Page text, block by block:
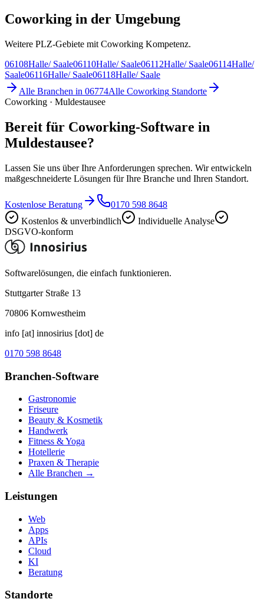
Coworking in der Umgebung
Weitere PLZ-Gebiete mit Coworking Kompetenz.
06108Halle/ Saale06110Halle/ Saale06112Halle/ Saale06114Halle/
Saale06116Halle/ Saale06118Halle/ Saale
Alle Branchen in 06774Alle Coworking Standorte
Coworking · Muldestausee
Bereit für Coworking-Software in
Muldestausee?
Lassen Sie uns über Ihre Anforderungen sprechen. Wir entwickeln
maßgeschneiderte Lösungen für Ihre Branche und Ihren Standort.
Kostenlose Beratung
0170 598 8648
Kostenlos & unverbindlich
Individuelle Analyse
DSGVO-konform
Softwarelösungen, die einfach funktionieren.
Stuttgarter Straße 13
70806 Kornwestheim
info [at] innosirius [dot] de
0170 598 8648
Branchen-Software
Gastronomie
Friseure
Beauty & Kosmetik
Handwerk
Fitness & Yoga
Hotellerie
Praxen & Therapie
Alle Branchen →
Leistungen
Web
Apps
APIs
Cloud
KI
Beratung
Standorte